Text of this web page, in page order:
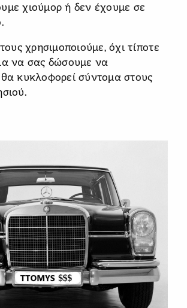
χιούμορ ή δεν έχουμε σε
χρησιμοποιούμε, όχι τίποτε
να σας δώσουμε να
κυκλοφορεί σύντομα στους